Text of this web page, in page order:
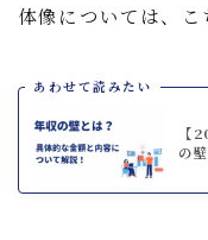
体像については、こ
あわせて読みたい
【
の